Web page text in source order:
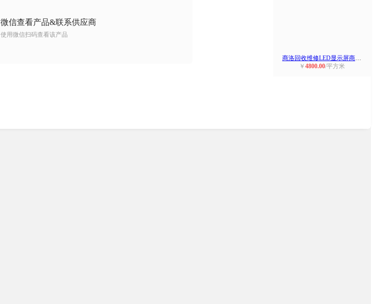
微信查看产品&联系供应商
使用微信扫码查看该产品
商洛回收维修LED显示屏商洛回收LED屏
￥ 4800.00/平方米